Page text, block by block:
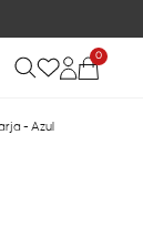
0
- Azul